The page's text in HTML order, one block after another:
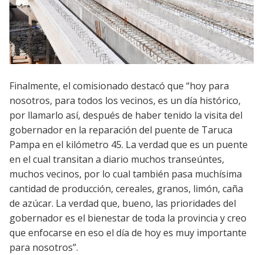
Finalmente, el comisionado destacó que “hoy para
nosotros, para todos los vecinos, es un día histórico,
por llamarlo así, después de haber tenido la visita del
gobernador en la reparación del puente de Taruca
Pampa en el kilómetro 45. La verdad que es un puente
en el cual transitan a diario muchos transeúntes,
muchos vecinos, por lo cual también pasa muchísima
cantidad de producción, cereales, granos, limón, caña
de azúcar. La verdad que, bueno, las prioridades del
gobernador es el bienestar de toda la provincia y creo
que enfocarse en eso el día de hoy es muy importante
para nosotros”.